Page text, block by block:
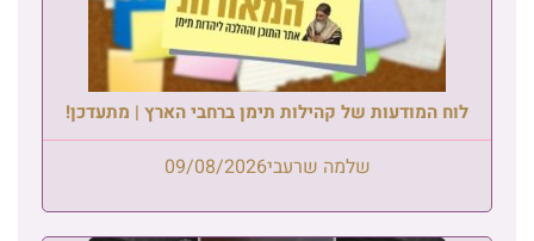
לוח המודעות של קהילות תימן ברחבי הארץ | מתעדכן!
שלמה שרעבי09/08/2026